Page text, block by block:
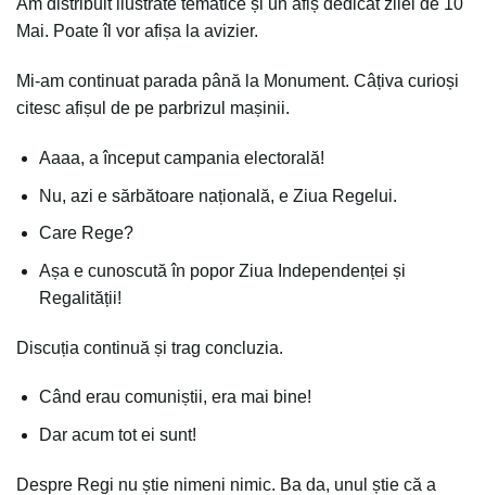
Am distribuit ilustrate tematice și un afiș dedicat zilei de 10
Mai. Poate îl vor afișa la avizier.
Mi-am continuat parada până la Monument. Câțiva curioși
citesc afișul de pe parbrizul mașinii.
Aaaa, a început campania electorală!
Nu, azi e sărbătoare națională, e Ziua Regelui.
Care Rege?
Așa e cunoscută în popor Ziua Independenței și
Regalității!
Discuția continuă și trag concluzia.
Când erau comuniștii, era mai bine!
Dar acum tot ei sunt!
Despre Regi nu știe nimeni nimic. Ba da, unul știe că a